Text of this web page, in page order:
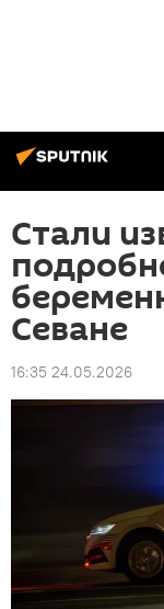
Стали
Севане
16:35 24.05.2026